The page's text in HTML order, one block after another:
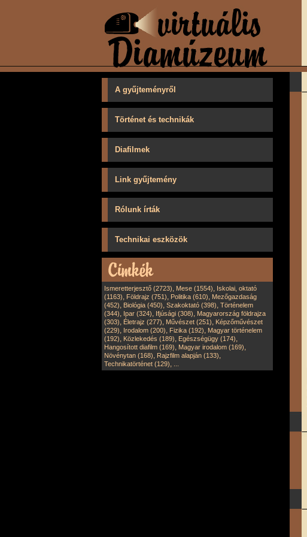
A gyűjteményről
Történet és technikák
Diafilmek
Link gyűjtemény
Rólunk írták
Technikai eszközök
Ismeretterjesztő (2723), Mese (1554), Iskolai, oktató
(1163), Földrajz (751), Politika (610), Mezőgazdaság
(452), Biológia (450), Szakoktató (398), Történelem
(344), Ipar (324), Ifjúsági (308), Magyarország földrajza
(303), Életrajz (277), Művészet (251), Képzőművészet
(229), Irodalom (200), Fizika (192), Magyar történelem
(192), Közlekedés (189), Egészségügy (174),
Hangosított diafilm (169), Magyar irodalom (169),
Növénytan (168), Rajzfilm alapján (133),
Technikatörténet (129),